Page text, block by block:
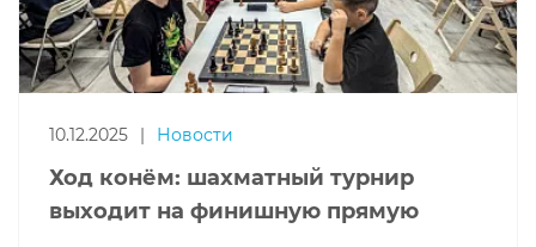
10.12.2025 | Новости
Ход конём: шахматный турнир
выходит на финишную прямую